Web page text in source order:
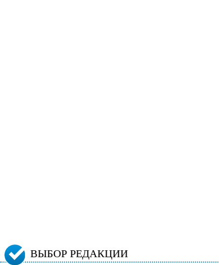
ВЫБОР РЕДАКЦИИ